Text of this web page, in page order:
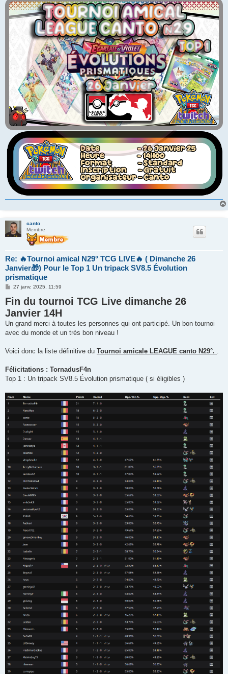
canto
Membre
Re: 🔥Tournoi amical N29° TCG LIVE🔥 ( Dimanche 26
Janvier🎁) Pour le Top 1 Un tripack SV8.5 Évolution
prismatique
M
s
s
a
g
e
27 janv. 2025, 11:59
Fin du tournoi TCG Live dimanche 26
Janvier 14H
Un grand merci à toutes les personnes qui ont participé. Un bon tournoi
avec du monde et un très bon niveau !
Voici donc la liste définitive du Tournoi amicale LEAGUE canto N29°. .
Félicitations : TornadusF4n
Top 1 : Un tripack SV8.5 Évolution prismatique ( si éligibles )